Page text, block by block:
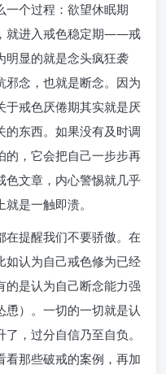
一个过程：欲望休眠期
就进入戒色稳定期——戒
明显的就是念头疯狂袭
邪念，也就是断念。因为
于戒色厌倦期其实就是厌
的东西。如果没有及时调
的，它会把自己一步步再
色文章，内心警惕就几乎
是一触即溃。
在提醒我们不要骄傲。在
如认为自己戒色修为已经
的是认为自己断念能力强
）。一切的一切就是认
，过分自信乃至自负。
看那些破戒的案例，再加